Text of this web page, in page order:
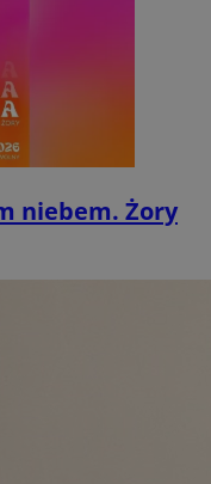
niebem. Żory